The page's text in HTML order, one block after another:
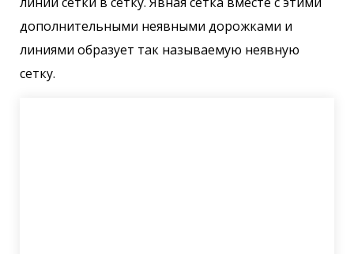
дополнительными неявными дорожками и
линиями образует так называемую неявную
сетку.